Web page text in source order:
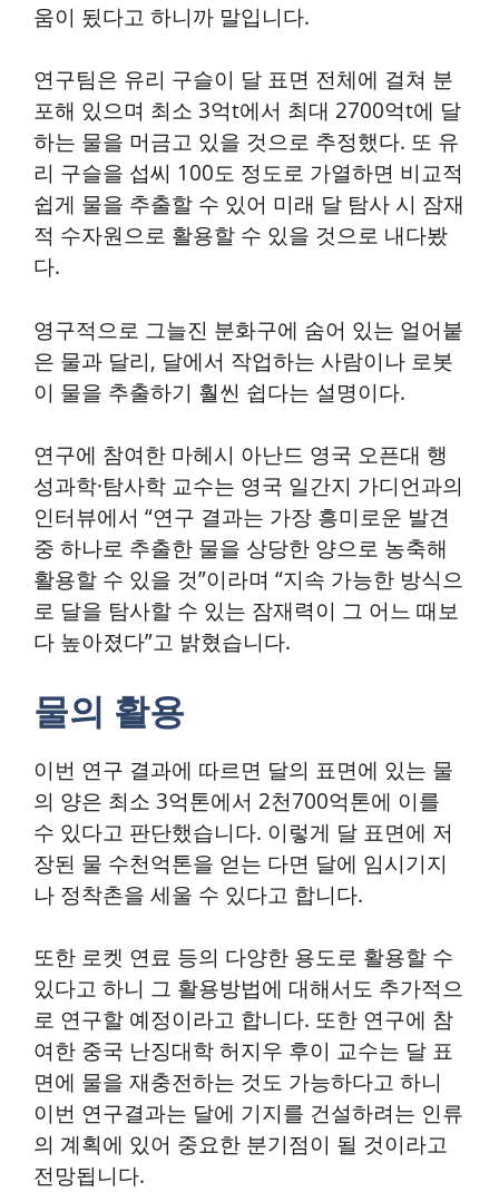
움이 됬다고 하니까 말입니다.
연구팀은 유리 구슬이 달 표면 전체에 걸쳐 분
포해 있으며 최소 3억t에서 최대 2700억t에 달
하는 물을 머금고 있을 것으로 추정했다. 또 유
리 구슬을 섭씨 100도 정도로 가열하면 비교적
쉽게 물을 추출할 수 있어 미래 달 탐사 시 잠재
적 수자원으로 활용할 수 있을 것으로 내다봤
다.
영구적으로 그늘진 분화구에 숨어 있는 얼어붙
은 물과 달리, 달에서 작업하는 사람이나 로봇
이 물을 추출하기 훨씬 쉽다는 설명이다.
연구에 참여한 마헤시 아난드 영국 오픈대 행
성과학·탐사학 교수는 영국 일간지 가디언과의
인터뷰에서 “연구 결과는 가장 흥미로운 발견
중 하나로 추출한 물을 상당한 양으로 농축해
활용할 수 있을 것”이라며 “지속 가능한 방식으
로 달을 탐사할 수 있는 잠재력이 그 어느 때보
다 높아졌다”고 밝혔습니다.
물의 활용
이번 연구 결과에 따르면 달의 표면에 있는 물
의 양은 최소 3억톤에서 2천700억톤에 이를
수 있다고 판단했습니다. 이렇게 달 표면에 저
장된 물 수천억톤을 얻는 다면 달에 임시기지
나 정착촌을 세울 수 있다고 합니다.
또한 로켓 연료 등의 다양한 용도로 활용할 수
있다고 하니 그 활용방법에 대해서도 추가적으
로 연구할 예정이라고 합니다. 또한 연구에 참
여한 중국 난징대학 허지우 후이 교수는 달 표
면에 물을 재충전하는 것도 가능하다고 하니
이번 연구결과는 달에 기지를 건설하려는 인류
의 계획에 있어 중요한 분기점이 될 것이라고
전망됩니다.